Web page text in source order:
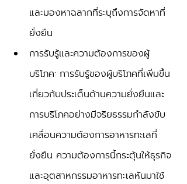
และมองหาฉลากที่ระบุถึงการจัดหาที่
ยั่งยืน
การรับรู้และความต้องการของผู้
บริโภค: การรับรู้ของผู้บริโภคที่เพิ่มขึ้น
เกี่ยวกับประเด็นด้านความยั่งยืนและ
การบริโภคอย่างมีจริยธรรมกำลังขับ
เคลื่อนความต้องการอาหารทะเลที่
ยั่งยืน ความต้องการนี้กระตุ้นให้ธุรกิจ
และอุตสาหกรรมอาหารทะเลหันมาใช้